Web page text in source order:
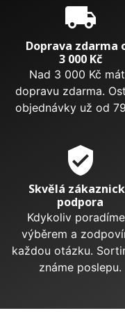
local_shipping
Doprava zdarma
3 000 Kč
Nad 3 000 Kč
dopravu zdarma.
objednávky už od
verified_user
Skvělá
podpora
Kdykoliv
výběrem a
každou otázku.
známe poslepu.